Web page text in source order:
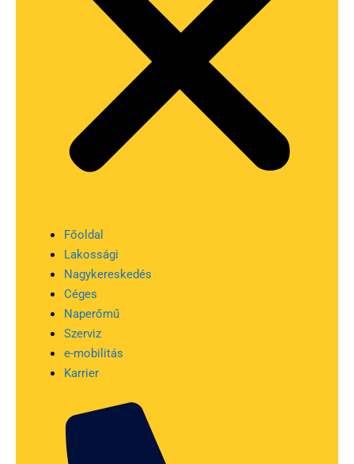
Főoldal
Lakossági
Nagykereskedés
Céges
Naperőmű
Szerviz
e-mobilitás
Karrier